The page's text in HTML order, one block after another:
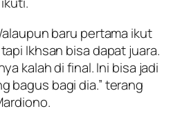
baru pertama ikut
Ikhsan bisa dapat juara.
kalah di final. Ini bisa jadi
bagus bagi dia.” terang